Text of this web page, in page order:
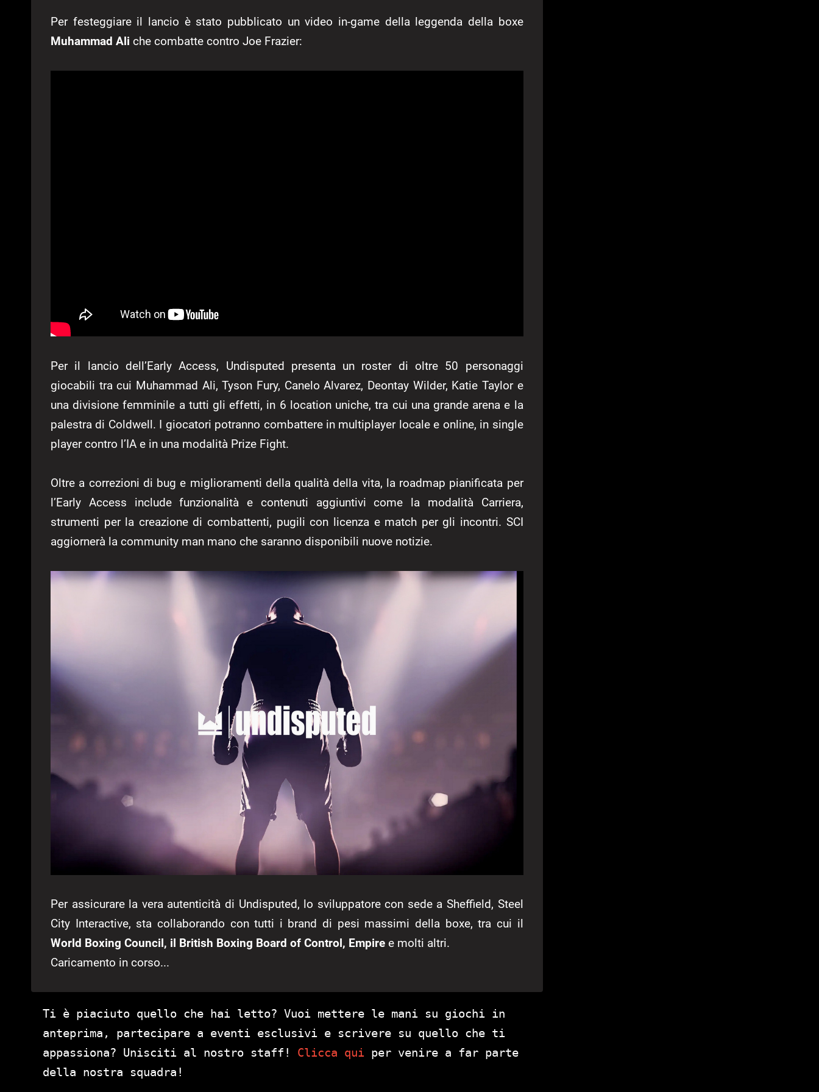
Per festeggiare il lancio è stato pubblicato un video in-game della leggenda della boxe
Muhammad Ali che combatte contro Joe Frazier:
Per il lancio dell’Early Access, Undisputed presenta un roster di oltre 50 personaggi
giocabili tra cui Muhammad Ali, Tyson Fury, Canelo Alvarez, Deontay Wilder, Katie Taylor e
una divisione femminile a tutti gli effetti, in 6 location uniche, tra cui una grande arena e la
palestra di Coldwell. I giocatori potranno combattere in multiplayer locale e online, in single
player contro l’IA e in una modalità Prize Fight.
Oltre a correzioni di bug e miglioramenti della qualità della vita, la roadmap pianificata per
l’Early Access include funzionalità e contenuti aggiuntivi come la modalità Carriera,
strumenti per la creazione di combattenti, pugili con licenza e match per gli incontri. SCI
aggiornerà la community man mano che saranno disponibili nuove notizie.
Per assicurare la vera autenticità di Undisputed, lo sviluppatore con sede a Sheffield, Steel
City Interactive, sta collaborando con tutti i brand di pesi massimi della boxe, tra cui il
World Boxing Council, il British Boxing Board of Control, Empire e molti altri.
Caricamento in corso...
Ti è piaciuto quello che hai letto? Vuoi mettere le mani su giochi in
anteprima, partecipare a eventi esclusivi e scrivere su quello che ti
appassiona? Unisciti al nostro staff! Clicca qui per venire a far parte
della nostra squadra!